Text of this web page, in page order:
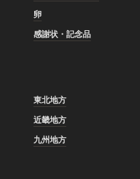
卵
感謝状・記念品
東北地方
近畿地方
九州地方